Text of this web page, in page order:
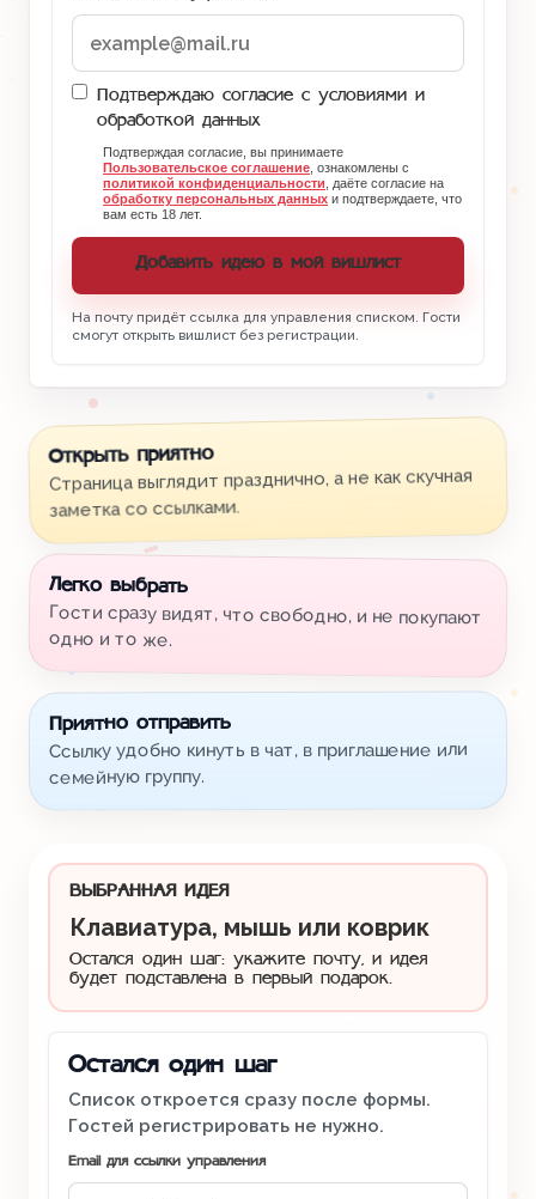
Подтверждаю согласие с условиями и
обработкой данных
Подтверждая согласие, вы принимаете
Пользовательское соглашение , ознакомлены с
политикой конфиденциальности , даёте согласие на
обработку персональных данных и подтверждаете, что
вам есть 18 лет.
Добавить идею в мой вишлист
На почту придёт ссылка для управления списком. Гости
смогут открыть вишлист без регистрации.
Открыть приятно
Страница выглядит празднично, а не как скучная
заметка со ссылками.
Легко выбрать
Гости сразу видят, что свободно, и не покупают
одно и то же.
Приятно отправить
Ссылку удобно кинуть в чат, в приглашение или
семейную группу.
ВЫБРАННАЯ ИДЕЯ
Клавиатура, мышь или коврик
Остался один шаг: укажите почту, и идея
будет подставлена в первый подарок.
Остался один шаг
Список откроется сразу после формы.
Гостей регистрировать не нужно.
Email для ссылки управления